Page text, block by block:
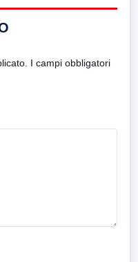
I campi obbligatori